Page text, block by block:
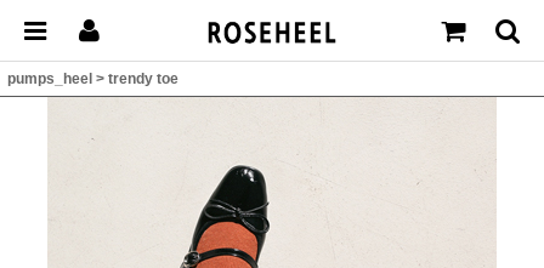
pumps_heel > trendy toe